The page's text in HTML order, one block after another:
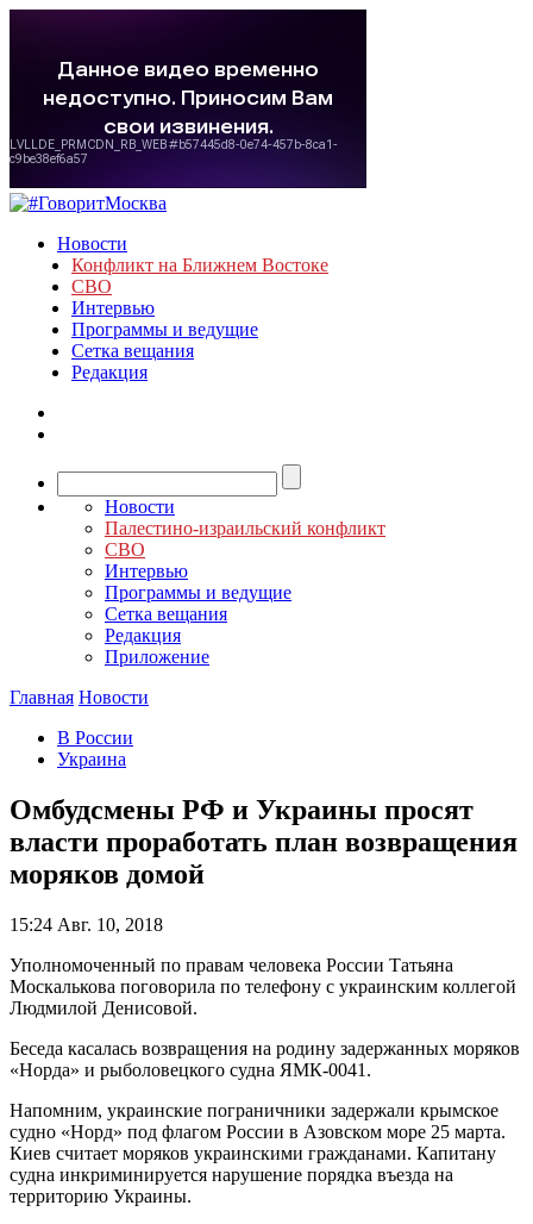
Новости
Конфликт на Ближнем Востоке
СВО
Интервью
Программы и ведущие
Сетка вещания
Редакция
Новости
Палестино-израильский конфликт
СВО
Интервью
Программы и ведущие
Сетка вещания
Редакция
Приложение
Главная Новости
В России
Украина
Омбудсмены РФ и Украины просят
власти проработать план возвращения
моряков домой
15:24 Авг. 10, 2018
Уполномоченный по правам человека России Татьяна
Москалькова поговорила по телефону с украинским коллегой
Людмилой Денисовой.
Беседа касалась возвращения на родину задержанных моряков
«Норда» и рыболовецкого судна ЯМК-0041.
Напомним, украинские пограничники задержали крымское
судно «Норд» под флагом России в Азовском море 25 марта.
Киев считает моряков украинскими гражданами. Капитану
судна инкриминируется нарушение порядка въезда на
территорию Украины.